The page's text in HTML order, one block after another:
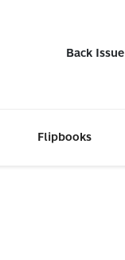
Back Issue
Flipbooks